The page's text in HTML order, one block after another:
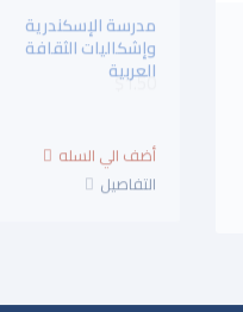
مدرسة الإسكندرية
وإشكاليات الثقافة
العربية
التفاصيل